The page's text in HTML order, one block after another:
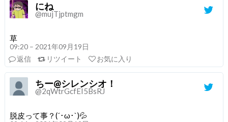
にね
@mujTjptmgm
草
09:20 – 2021年09月19日
返信
リツイート お気に入り
ちー@シレンシオ！
@2qWtrGcfEI5BsRJ
脱皮って事？(´･ω･`)💦